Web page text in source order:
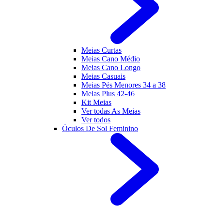
Meias Curtas
Meias Cano Médio
Meias Cano Longo
Meias Casuais
Meias Pés Menores 34 a 38
Meias Plus 42-46
Kit Meias
Ver todas As Meias
Ver todos
Óculos De Sol Feminino